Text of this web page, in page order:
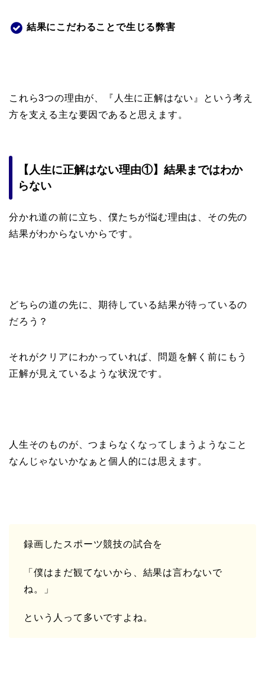
結果にこだわることで生じる弊害
これら3つの理由が、『人生に正解はない』という考え
方を支える主な要因であると思えます。
【人生に正解はない理由①】結果まではわか
らない
分かれ道の前に立ち、僕たちが悩む理由は、その先の
結果がわからないからです。
どちらの道の先に、期待している結果が待っているの
だろう？
それがクリアにわかっていれば、問題を解く前にもう
正解が見えているような状況です。
人生そのものが、つまらなくなってしまうようなこと
なんじゃないかなぁと個人的には思えます。
録画したスポーツ競技の試合を
「僕はまだ観てないから、結果は言わないで
ね。」
という人って多いですよね。